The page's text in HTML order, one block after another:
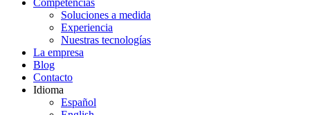
Competencias
Soluciones a medida
Experiencia
Nuestras tecnologías
La empresa
Blog
Contacto
Idioma
Español